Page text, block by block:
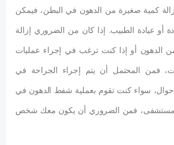
كمية صغيرة من الدهون في البطن، فيمكن
أو عيادة الطبيب. إذا كان من الضروري إزالة
أو إذا كنت ترغب في إجراء عمليات
المحتمل أن يتم إجراء الجراحة في
سواء كنت تقوم بعملية شفط الدهون في
فمن الضروري أن يكون معك شخص